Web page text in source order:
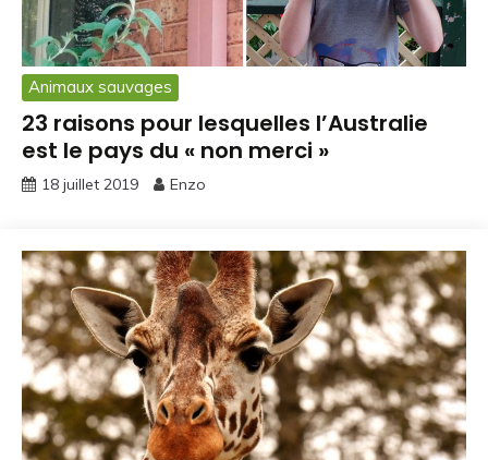
Animaux sauvages
23 raisons pour lesquelles l’Australie
est le pays du « non merci »
18 juillet 2019 Enzo